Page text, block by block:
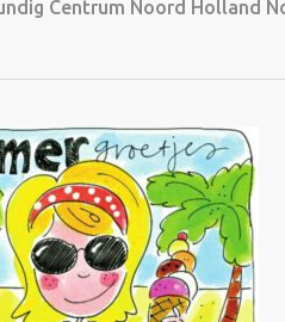
Centrum Noord Holland